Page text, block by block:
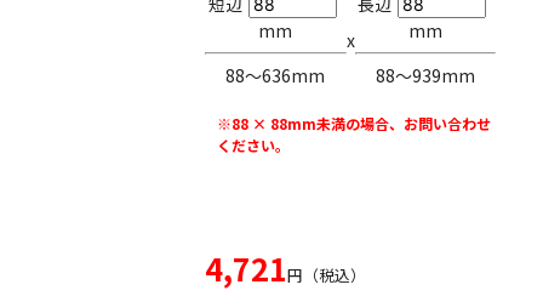
mm
88〜636mm
x
mm
88〜939mm
※88 × 88mm未満の場合、お問い合わせ
ください。
4,721円（税込）